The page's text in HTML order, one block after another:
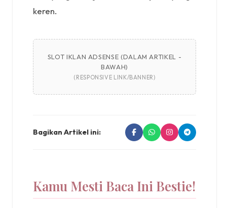
keren.
SLOT IKLAN ADSENSE (DALAM ARTIKEL -
BAWAH)
(RESPONSIVE LINK/BANNER)
Bagikan Artikel ini:
Kamu Mesti Baca Ini Bestie!